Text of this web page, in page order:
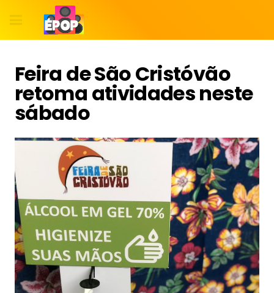
Feira de São Cristóvão
retoma atividades neste
sábado